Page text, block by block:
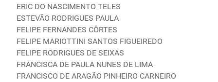
ERIC DO NASCIMENTO TELES
ESTEVÃO RODRIGUES PAULA
FELIPE FERNANDES CÔRTES
FELIPE MARIOTTINI SANTOS FIGUEIREDO
FELIPE RODRIGUES DE SEIXAS
FRANCISCA DE PAULA NUNES DE LIMA
FRANCISCO DE ARAGÃO PINHEIRO CARNEIRO